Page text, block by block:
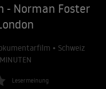
- Norman Foster
• Schweiz
Lesermeinung